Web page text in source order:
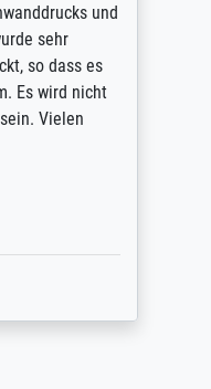
und
sehr
so dass es
Es wird nicht
Vielen